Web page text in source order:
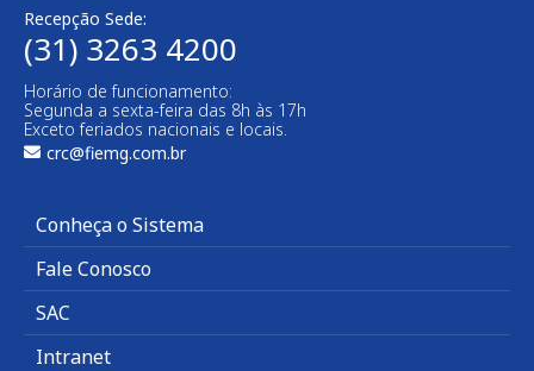
Recepção Sede:
(31) 3263 4200
Horário de funcionamento:
Segunda a sexta-feira das 8h às 17h
Exceto feriados nacionais e locais.
crc@fiemg.com.br
Conheça o Sistema
Fale Conosco
SAC
Intranet